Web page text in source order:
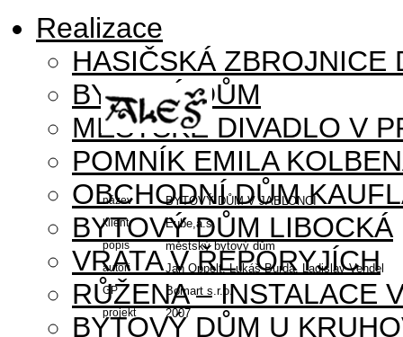
Realizace
HASIČSKÁ ZBROJNICE
BYTOVÝ DŮM
MĚSTSKÉ DIVADLO V
POMNÍK EMILA
OBCHODNÍ DŮM
BYTOVÝ DŮM LIBOCKÁ
VRATA V ŘEPORYJÍCH
RŮŽENA – INSTALACE
BYTOVÝ DŮM U
název BYTOVÝ DŮM V JABLONCI
klient Eube,a.s.
popis městský bytový dům
autoři Jan Oppelt, Lukáš Burda, Ladislav Vendel
GP Bomart s.r.o.
projekt 2007